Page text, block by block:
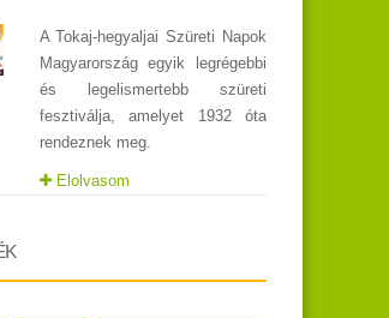
A Tokaj-hegyaljai Szüreti Napok
Magyarország egyik legrégebbi
és legelismertebb szüreti
fesztiválja, amelyet 1932 óta
rendeznek meg.
Elolvasom